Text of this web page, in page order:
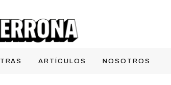
ARTÍCULOS NOSOTROS